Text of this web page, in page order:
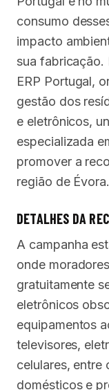
consumo
impacto
sua fabricação.
ERP Portugal,
gestão dos
e eletrônicos,
especializada
promover a
região de Évora.
DETALHES DA
A campanha
onde
gratuitamente
eletrônicos
equipamentos
televisores,
celulares,
domésticos e